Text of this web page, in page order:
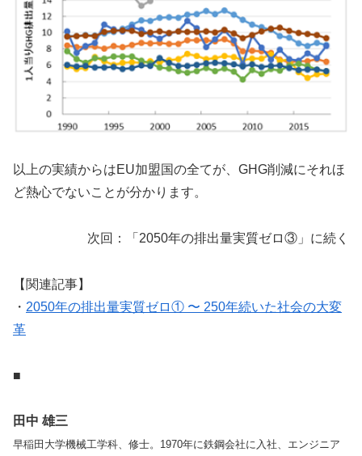
以上の実績からはEU加盟国の全てが、GHG削減にそれほ
ど熱心でないことが分かります。
次回：「2050年の排出量実質ゼロ③」に続く
【関連記事】
・ 2050年の排出量実質ゼロ① 〜 250年続いた社会の大変
革
■
田中 雄三
早稲田大学機械工学科、修士。1970年に鉄鋼会社に入社、エンジニア